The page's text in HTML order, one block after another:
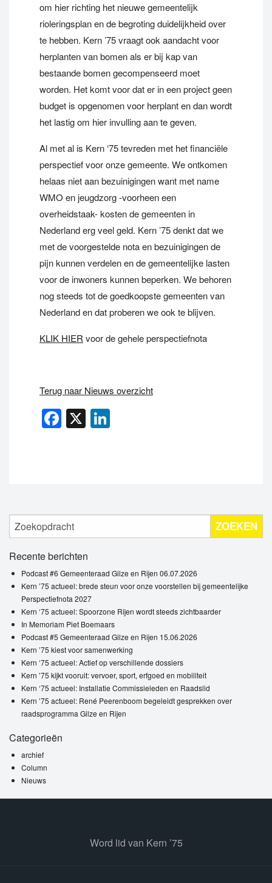
om hier richting het nieuwe gemeentelijk
rioleringsplan en de begroting duidelijkheid over
te hebben. Kern ’75 vraagt ook aandacht voor
herplanten van bomen als er bij kap van
bestaande bomen gecompenseerd moet
worden. Het komt voor dat er in een project geen
budget is opgenomen voor herplant en dan wordt
het lastig om hier invulling aan te geven.
Al met al is Kern ‘75 tevreden met het financiële
perspectief voor onze gemeente. We ontkomen
helaas niet aan bezuinigingen want met name
WMO en jeugdzorg -voorheen een
overheidstaak- kosten de gemeenten in
Nederland erg veel geld. Kern ’75 denkt dat we
met de voorgestelde nota en bezuinigingen de
pijn kunnen verdelen en de gemeentelijke lasten
voor de inwoners kunnen beperken. We behoren
nog steeds tot de goedkoopste gemeenten van
Nederland en dat proberen we ook te blijven.
KLIK HIER voor de gehele perspectiefnota
Terug naar Nieuws overzicht
Facebook
X
ZOEKEN
Recente berichten
Podcast #6 Gemeenteraad Gilze en Rijen 06.07.2026
Kern ’75 actueel: brede steun voor onze voorstellen bij gemeentelijke
Perspectiefnota 2027
Kern ‘75 actueel: Spoorzone Rijen wordt steeds zichtbaarder
In Memoriam Piet Boemaars
Podcast #5 Gemeenteraad Gilze en Rijen 15.06.2026
Kern ’75 kiest voor samenwerking
Kern ‘75 actueel: Actief op verschillende dossiers
Kern ’75 kijkt vooruit: vervoer, sport, erfgoed en mobiliteit
Kern ‘75 actueel: Installatie Commissieleden en Raadslid
Kern ’75 actueel: René Peerenboom begeleidt gesprekken over
raadsprogramma Gilze en Rijen
Categorieën
archief
Column
Nieuws
Word lid van Kern ’75